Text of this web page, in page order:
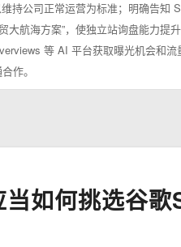
持公司正常运营为标准；明确告知
大航海方案”，使独立站询盘能力提升
等 AI 平台获取曝光机会和流
作。
如何挑选谷歌